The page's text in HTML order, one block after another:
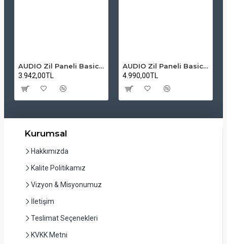
AUDIO Zil Paneli Basic Hpli Çift Buton 14'lü Sesli Apartman Diafon Kapı Paneli
3.942,00TL
AUDIO Zil Paneli Basic Hpli Çift Buton 20'li Sesli Apartman Diafon Kapı Paneli
4.990,00TL
Kurumsal
Hakkımızda
Kalite Politikamız
Vizyon & Misyonumuz
İletişim
Teslimat Seçenekleri
KVKK Metni